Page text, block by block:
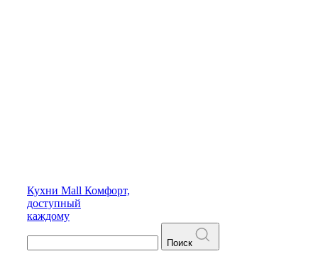
Кухни Mall Комфорт,
доступный
каждому
Поиск